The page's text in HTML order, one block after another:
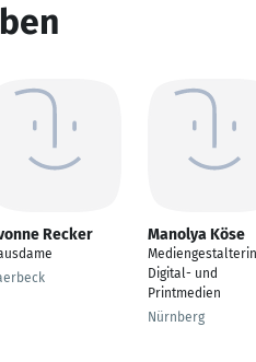
Recker Manolya Köse
Digital- und
Printmedien
Nürnberg